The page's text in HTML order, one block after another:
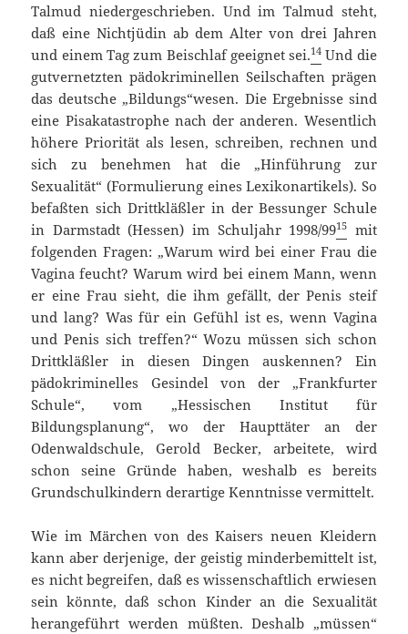
Talmud niedergeschrieben. Und im Talmud steht,
daß eine Nichtjüdin ab dem Alter von drei Jahren
und einem Tag zum Beischlaf geeignet sei.14 Und die
gutvernetzten pädokriminellen Seilschaften prägen
das deutsche „Bildungs“wesen. Die Ergebnisse sind
eine Pisakatastrophe nach der anderen. Wesentlich
höhere Priorität als lesen, schreiben, rechnen und
sich zu benehmen hat die „Hinführung zur
Sexualität“ (Formulierung eines Lexikonartikels). So
befaßten sich Drittkläßler in der Bessunger Schule
in Darmstadt (Hessen) im Schuljahr 1998/9915 mit
folgenden Fragen: „Warum wird bei einer Frau die
Vagina feucht? Warum wird bei einem Mann, wenn
er eine Frau sieht, die ihm gefällt, der Penis steif
und lang? Was für ein Gefühl ist es, wenn Vagina
und Penis sich treffen?“ Wozu müssen sich schon
Drittkläßler in diesen Dingen auskennen? Ein
pädokriminelles Gesindel von der „Frankfurter
Schule“, vom „Hessischen Institut für
Bildungsplanung“, wo der Haupttäter an der
Odenwaldschule, Gerold Becker, arbeitete, wird
schon seine Gründe haben, weshalb es bereits
Grundschulkindern derartige Kenntnisse vermittelt.
Wie im Märchen von des Kaisers neuen Kleidern
kann aber derjenige, der geistig minderbemittelt ist,
es nicht begreifen, daß es wissenschaftlich erwiesen
sein könnte, daß schon Kinder an die Sexualität
herangeführt werden müßten. Deshalb „müssen“